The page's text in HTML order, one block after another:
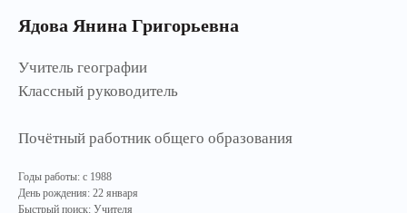
Ядова Янина Григорьевна
Учитель географии
Классный руководитель
Почётный работник общего образования
Годы работы: с 1988
День рождения: 22 января
Быстрый поиск: Учителя